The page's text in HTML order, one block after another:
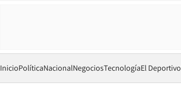
InicioPolíticaNacionalNegociosTecnologíaEl Deportivo